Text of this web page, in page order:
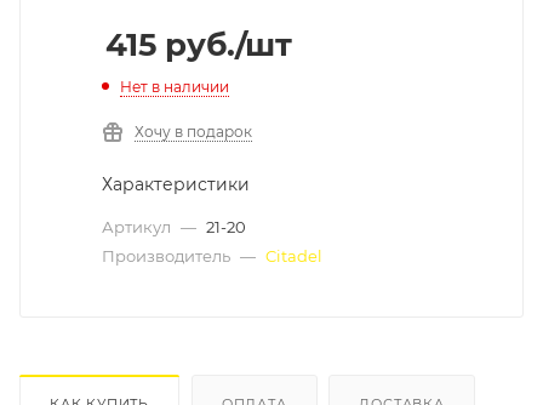
415 руб./шт
Нет в наличии
Хочу в подарок
Характеристики
Артикул — 21-20
Производитель — Citadel